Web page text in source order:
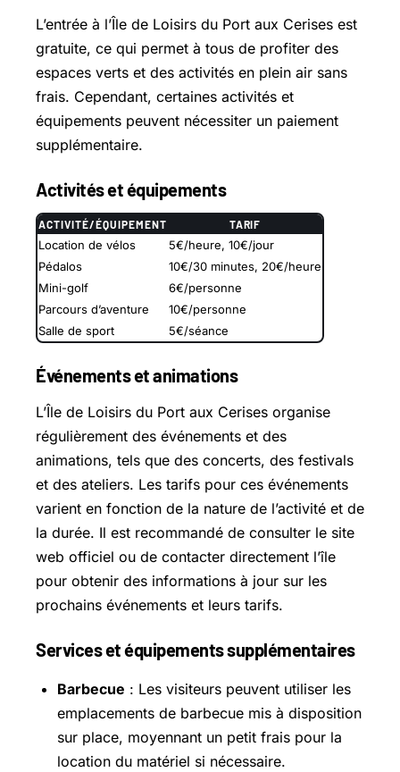
L’entrée à l’Île de Loisirs du Port aux Cerises est
gratuite, ce qui permet à tous de profiter des
espaces verts et des activités en plein air sans
frais. Cependant, certaines activités et
équipements peuvent nécessiter un paiement
supplémentaire.
Activités et équipements
ACTIVITÉ/ÉQUIPEMENT TARIF
Location de vélos
5€/heure, 10€/jour
Pédalos
10€/30 minutes, 20€/heure
Mini-golf
6€/personne
Parcours d’aventure
10€/personne
Salle de sport
5€/séance
Événements et animations
L’Île de Loisirs du Port aux Cerises organise
régulièrement des événements et des
animations, tels que des concerts, des festivals
et des ateliers. Les tarifs pour ces événements
varient en fonction de la nature de l’activité et de
la durée. Il est recommandé de consulter le site
web officiel ou de contacter directement l’île
pour obtenir des informations à jour sur les
prochains événements et leurs tarifs.
Services et équipements supplémentaires
Barbecue : Les visiteurs peuvent utiliser les
emplacements de barbecue mis à disposition
sur place, moyennant un petit frais pour la
location du matériel si nécessaire.